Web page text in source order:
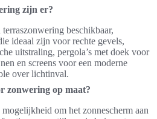
zijn er?
beschikbaar,
ideaal zijn voor rechte gevels,
uitstraling, pergola’s met doek voor
en screens voor een moderne
over lichtinval.
zonwering op maat?
om het zonnescherm aan